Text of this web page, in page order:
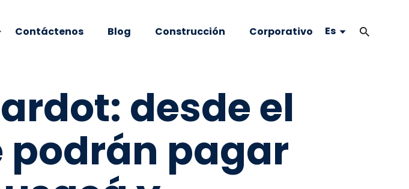
Contáctenos Blog Construcción Corporativo Es
desde el
podrán pagar